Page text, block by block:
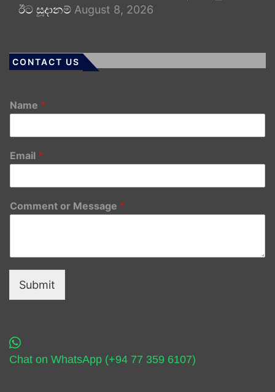
ඊට සූදානම් August 8, 2026
CONTACT US
Name *
Email *
Comment or Message *
Submit
Chat on WhatsApp (+94 77 359 6107)